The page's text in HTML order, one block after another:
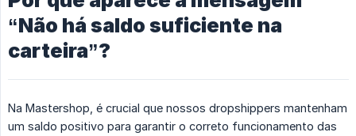
“Não há saldo suficiente na
carteira”?
Na Mastershop, é crucial que nossos dropshippers mantenham
um saldo positivo para garantir o correto funcionamento das